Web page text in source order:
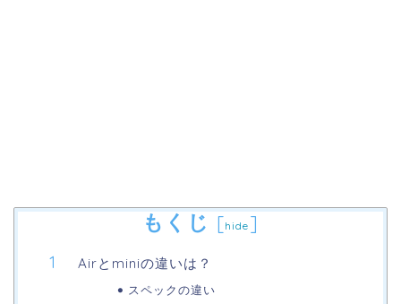
もくじ [hide ]
Airとminiの違いは？
スペックの違い